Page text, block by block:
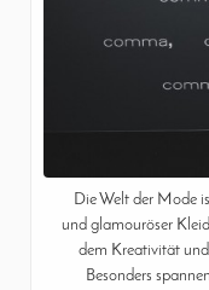
Die Welt der Mode
und glamouröser
dem Kreativität
Besonders